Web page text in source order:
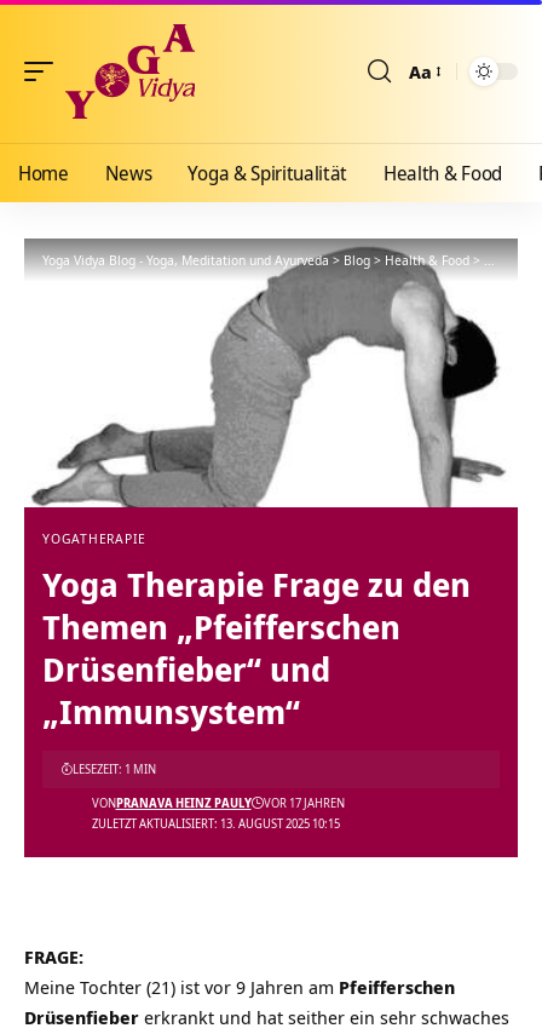
Aa
Home News Yoga & Spiritualität Health & Food
Yoga Vidya Blog - Yoga, Meditation und Ayurveda> Blog > Health & Food>
YOGATHERAPIE
Yoga Therapie Frage zu den
Themen „Pfeifferschen
Drüsenfieber“ und
„Immunsystem“
ZULETZT AKTUALISIERT: 13. AUGUST 2025 10:15
VONPRANAVA HEINZ PAULY VOR 17 JAHREN
LESEZEIT: 1 MIN
FRAGE:
Meine Tochter (21) ist vor 9 Jahren am Pfeifferschen
Drüsenfieber erkrankt und hat seither ein sehr schwaches